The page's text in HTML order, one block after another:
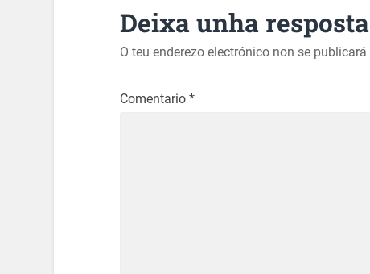
Deixa unha resposta
O teu enderezo electrónico non se publicará
Comentario *